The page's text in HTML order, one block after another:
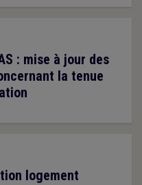
: mise à jour des
la tenue
logement